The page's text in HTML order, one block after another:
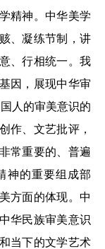
精神。中华美学
、凝练节制，讲
、行相统一。我
因，展现中华审
人的审美意识的
作、文艺批评，
常重要的、普遍
神的重要组成部
方面的体现。中
华民族审美意识
当下的文学艺术